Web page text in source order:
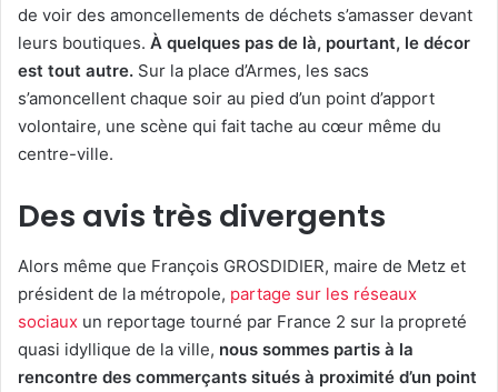
de voir des amoncellements de déchets s’amasser devant
leurs boutiques. À quelques pas de là, pourtant, le décor
est tout autre. Sur la place d’Armes, les sacs
s’amoncellent chaque soir au pied d’un point d’apport
volontaire, une scène qui fait tache au cœur même du
centre-ville.
Des avis très divergents
Alors même que François GROSDIDIER, maire de Metz et
président de la métropole, partage sur les réseaux
sociaux un reportage tourné par France 2 sur la propreté
quasi idyllique de la ville, nous sommes partis à la
rencontre des commerçants situés à proximité d’un point